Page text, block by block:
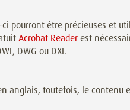
pourront être précieuses et
Acrobat Readerest
DWG ou DXF.
anglais, toutefois, le contenu